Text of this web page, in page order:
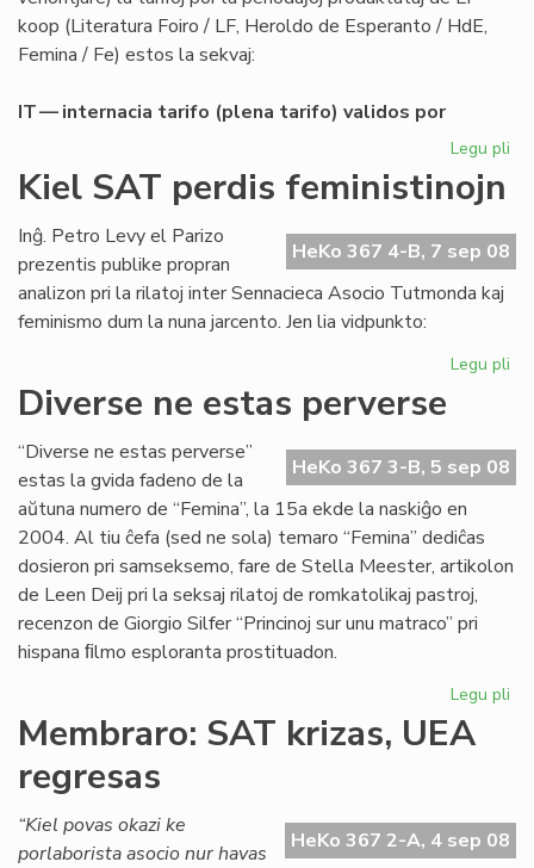
koop (Literatura Foiro / LF, Heroldo de Esperanto / HdE,
Femina / Fe) estos la sekvaj:
IT — internacia tarifo (plena tarifo) validos por
Legu pli
por
Kiel SAT perdis feministinojn
HeKo 367 4-B, 7 sep 08
Inĝ. Petro Levy el Parizo
prezentis publike propran
analizon pri la rilatoj inter Sennacieca Asocio Tutmonda kaj
feminismo dum la nuna jarcento. Jen lia vidpunkto:
Legu pli
Diverse ne estas perverse
HeKo 367 3-B, 5 sep 08
“Diverse ne estas perverse”
estas la gvida fadeno de la
aŭtuna numero de “Femina”, la 15a ekde la naskiĝo en
2004. Al tiu ĉefa (sed ne sola) temaro “Femina” dediĉas
dosieron pri samseksemo, fare de Stella Meester, artikolon
de Leen Deij pri la seksaj rilatoj de romkatolikaj pastroj,
recenzon de Giorgio Silfer “Princinoj sur unu matraco” pri
hispana ﬁlmo esploranta prostituadon.
Legu pli
Membraro: SAT krizas, UEA
regresas
HeKo 367 2-A, 4 sep 08
“Kiel povas okazi ke
porlaborista asocio nur havas